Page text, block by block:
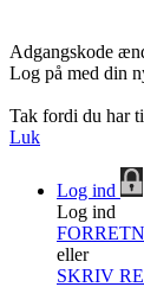
Adgangskode
Log på med din
Tak fordi du har
Luk
Log ind
Log ind
eller
SKRIV